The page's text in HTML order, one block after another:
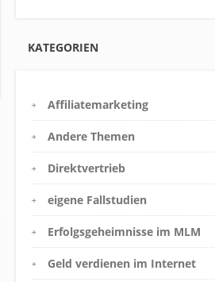
KATEGORIEN
Affiliatemarketing
Andere Themen
Direktvertrieb
eigene Fallstudien
Erfolgsgeheimnisse im MLM
Geld verdienen im Internet